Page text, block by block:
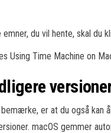
du vil hente, skal du
er at du også kan
macOS gemmer